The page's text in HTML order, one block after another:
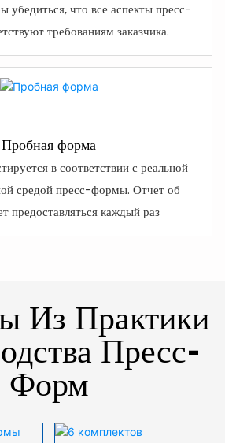
убедиться, что все аспекты пресс-
требованиям заказчика.
Пробная форма
в соответствии с реальной
средой пресс-формы. Отчет об
предоставляться каждый раз
Из Практики
Пресс-
Форм